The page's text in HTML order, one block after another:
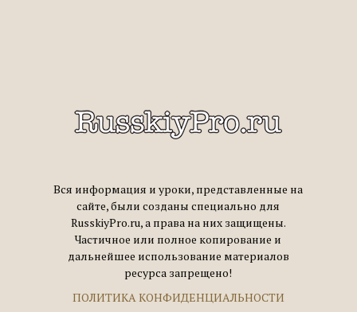
Вся информация и уроки, представленные на
сайте, были созданы специально для
RusskiyPro.ru, а права на них защищены.
Частичное или полное копирование и
дальнейшее использование материалов
ресурса запрещено!
ПОЛИТИКА КОНФИДЕНЦИАЛЬНОСТИ